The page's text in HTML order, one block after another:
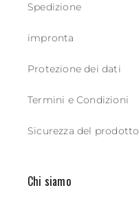
Spedizione
impronta
Protezione dei dati
Termini e Condizioni
Sicurezza del prodotto
Chi siamo